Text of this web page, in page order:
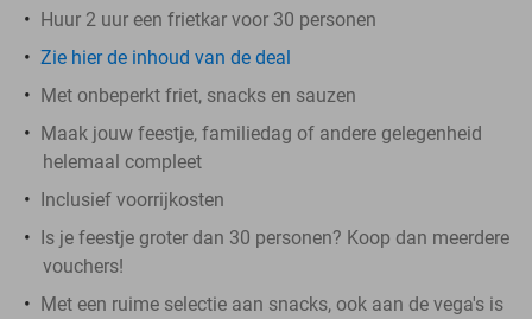
Huur 2 uur een frietkar voor 30 personen
Zie hier de inhoud van de deal
Met onbeperkt friet, snacks en sauzen
Maak jouw feestje, familiedag of andere gelegenheid
helemaal compleet
Inclusief voorrijkosten
Is je feestje groter dan 30 personen? Koop dan meerdere
vouchers!
Met een ruime selectie aan snacks, ook aan de vega's is